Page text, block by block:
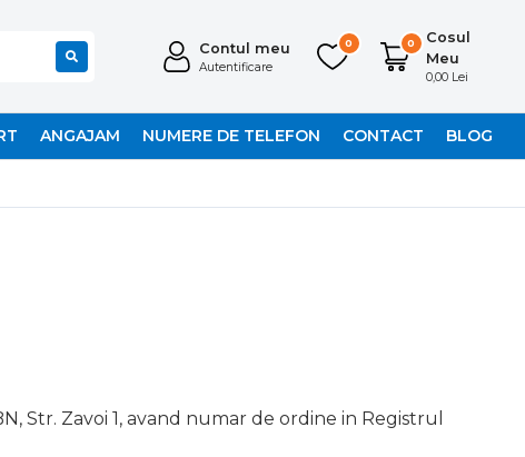
Contul meu
Autentificare
0 0
Cosul
Meu
0,00 Lei
ANGAJAM NUMERE DE TELEFON CONTACT BLOG
Str. Zavoi 1, avand numar de ordine in Registrul